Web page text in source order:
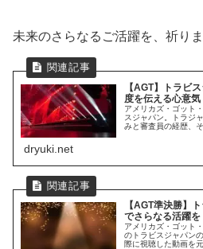
未来のさらなるご活躍を、祈りま
【AGT】トラビ
度を伝える心意気
アメリカズ・ゴット
スジャパン。トラジ
みと審査員の経歴、
dryuki.net
【AGT準決勝】
でさらなる活躍を
アメリカズ・ゴット
のトラビスジャパン
際に視聴した動画を